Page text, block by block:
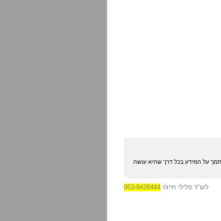
על המידע בכל דרך שהיא עושה
לעו"ד פלילי חייג/י 053-9428444